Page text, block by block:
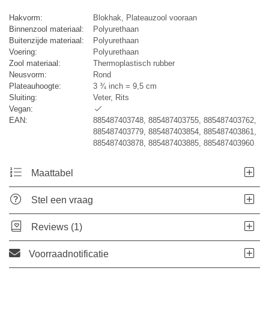
Hakvorm:
Blokhak, Plateauzool vooraan
Binnenzool materiaal:
Polyurethaan
Buitenzijde materiaal:
Polyurethaan
Voering:
Polyurethaan
Zool materiaal:
Thermoplastisch rubber
Neusvorm:
Rond
Plateauhoogte:
3 ¾ inch = 9,5 cm
Sluiting:
Veter, Rits
Vegan:
EAN:
885487403748, 885487403755, 885487403762,
885487403779, 885487403854, 885487403861,
885487403878, 885487403885, 885487403960
Maattabel
Stel een vraag
Reviews (1)
Voorraadnotificatie